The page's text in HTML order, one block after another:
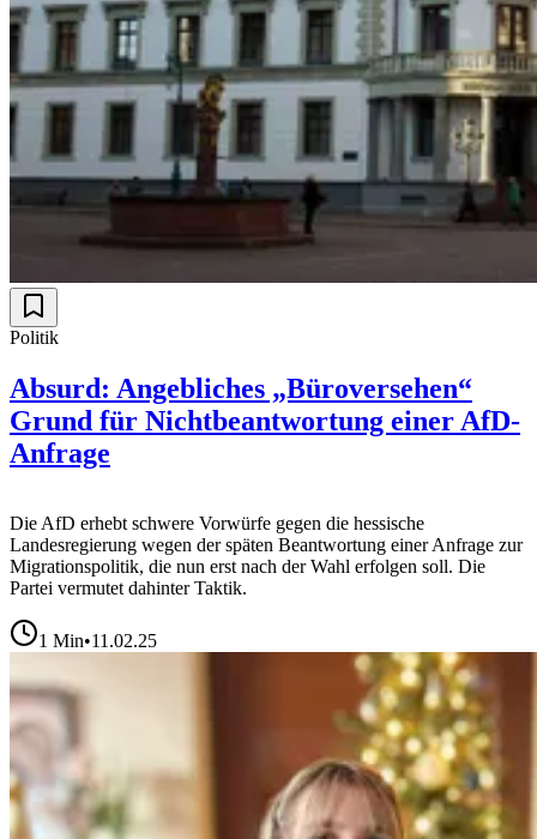
Politik
Absurd: Angebliches „Büroversehen“
Grund für Nichtbeantwortung einer AfD-
Anfrage
Die AfD erhebt schwere Vorwürfe gegen die hessische
Landesregierung wegen der späten Beantwortung einer Anfrage zur
Migrationspolitik, die nun erst nach der Wahl erfolgen soll. Die
Partei vermutet dahinter Taktik.
1 Min•11.02.25